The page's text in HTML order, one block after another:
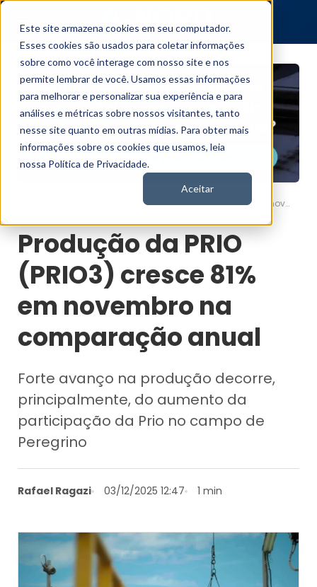
Este site armazena cookies em seu computador.
Esses cookies são usados para coletar informações
sobre como você interage com nosso site e nos
permite lembrar de você. Usamos essas informações
para melhorar e personalizar sua experiência e para
análises e métricas sobre nossos visitantes, tanto
nesse site quanto em outras mídias. Para obter mais
informações sobre os cookies que usamos, leia
nossa Política de Privacidade.
Aceitar
Produção da PRIO (PRIO3) cresce 81% em novembro na comparação anual
Produção da PRIO
(PRIO3) cresce 81%
em novembro na
comparação anual
Forte avanço na produção decorre,
principalmente, do aumento da
participação da Prio no campo de
Peregrino
Rafael Ragazi 03/12/2025 12:47 1 min